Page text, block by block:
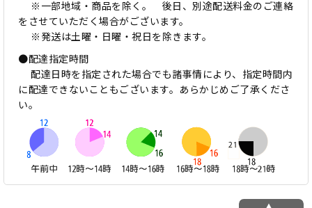
※一部地域・商品を除く。 後日、別途配送料金のご連絡
をさせていただく場合がございます。
※発送は土曜・日曜・祝日を除きます。
●配達指定時間
配達日時を指定された場合でも諸事情により、指定時間内
に配達できないこともございます。あらかじめご了承くださ
い。